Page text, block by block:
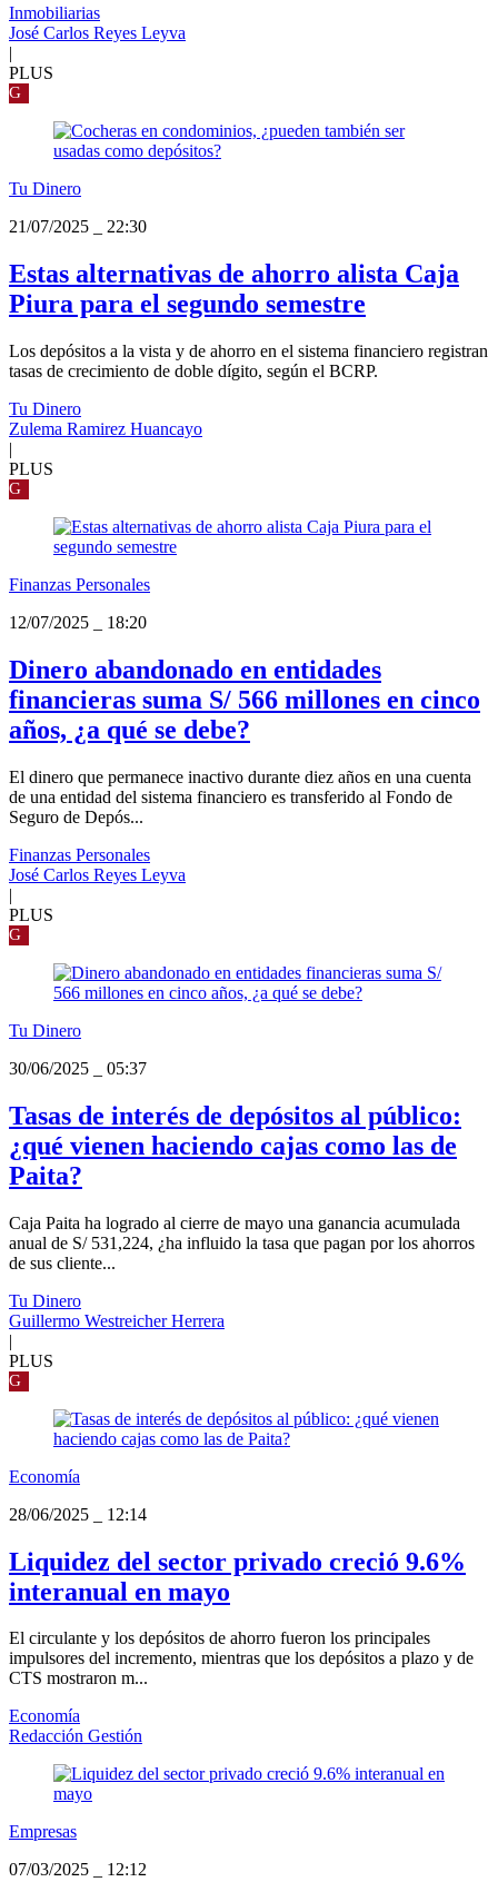
Inmobiliarias
José Carlos Reyes Leyva
|
PLUS
G
Tu Dinero
21/07/2025
22:30
Estas alternativas de ahorro alista Caja
Piura para el segundo semestre
Los depósitos a la vista y de ahorro en el sistema financiero registran
tasas de crecimiento de doble dígito, según el BCRP.
Tu Dinero
Zulema Ramirez Huancayo
|
PLUS
G
Finanzas Personales
12/07/2025
18:20
Dinero abandonado en entidades
financieras suma S/ 566 millones en cinco
años, ¿a qué se debe?
El dinero que permanece inactivo durante diez años en una cuenta
de una entidad del sistema financiero es transferido al Fondo de
Seguro de Depós...
Finanzas Personales
José Carlos Reyes Leyva
|
PLUS
G
Tu Dinero
30/06/2025
05:37
Tasas de interés de depósitos al público:
¿qué vienen haciendo cajas como las de
Paita?
Caja Paita ha logrado al cierre de mayo una ganancia acumulada
anual de S/ 531,224, ¿ha influido la tasa que pagan por los ahorros
de sus cliente...
Tu Dinero
Guillermo Westreicher Herrera
|
PLUS
G
Economía
28/06/2025
12:14
Liquidez del sector privado creció 9.6%
interanual en mayo
El circulante y los depósitos de ahorro fueron los principales
impulsores del incremento, mientras que los depósitos a plazo y de
CTS mostraron m...
Economía
Redacción Gestión
Empresas
07/03/2025
12:12